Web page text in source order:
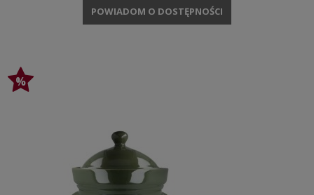
POWIADOM O DOSTĘPNOŚCI